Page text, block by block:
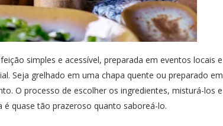
simples e acessível, preparada em eventos locais e
Seja grelhado em uma chapa quente ou preparado em
O processo de escolher os ingredientes, misturá-los e
quase tão prazeroso quanto saboreá-lo.